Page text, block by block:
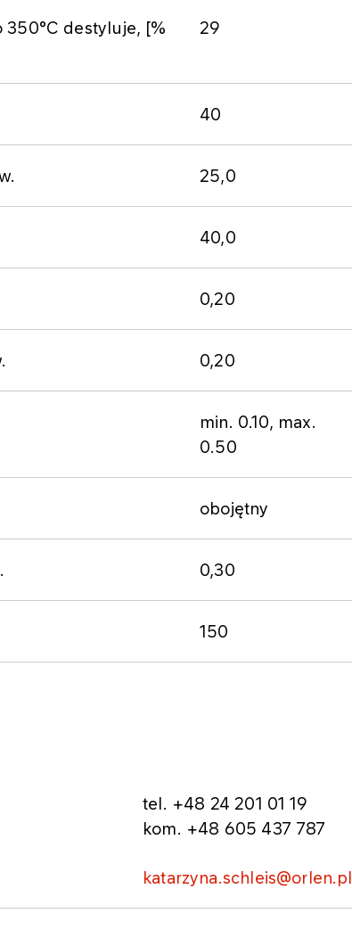
350°C destyluje, [%
​29
​40
​25,0
​40,0
0​,20
​0,20
​min. 0.10, max.
0.50
​obojętny
​0,30
​150​
tel. +48 24 201 01 19
kom. +48 605 437 787
katarzyna.schleis@orlen.pl